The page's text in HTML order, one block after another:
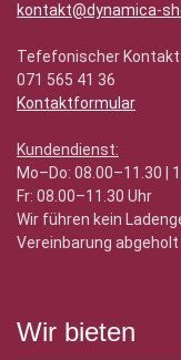
kontakt@dynamica-
Tefefonischer Kontakt:
071 565 41 36
Kontaktformular
Kundendienst:
Mo–Do: 08.00–11.30 |
Fr: 08.00–11.30 Uhr
Wir führen kein
Vereinbarung abgeholt
Wir bieten